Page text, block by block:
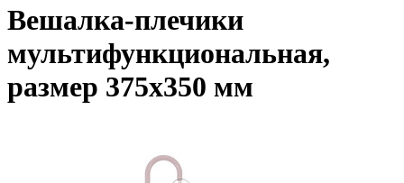
Вешалка-плечики
мультифункциональная,
размер 375x350 мм